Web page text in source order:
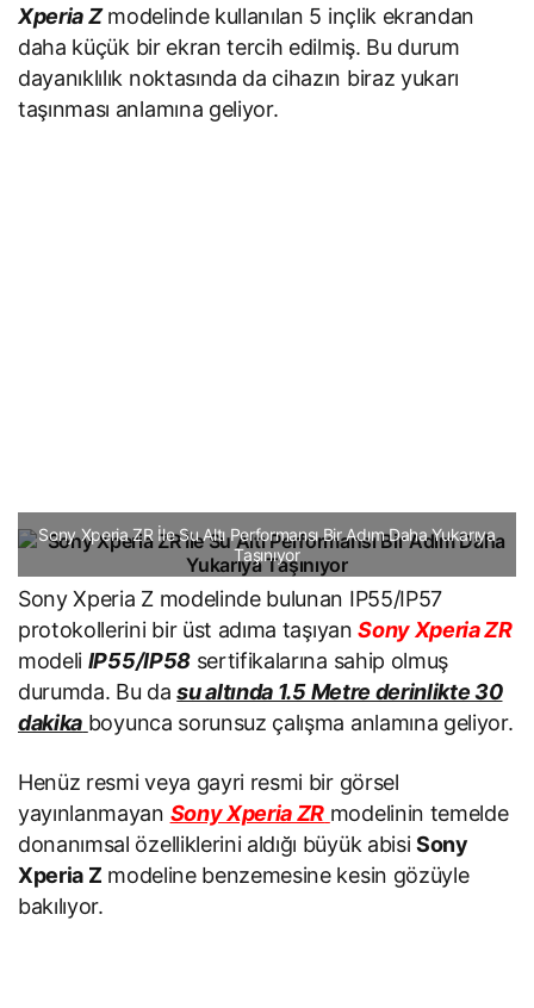
Xperia Zmodelinde kullanılan 5 inçlik ekrandan
daha küçük bir ekran tercih edilmiş. Bu durum
dayanıklılık noktasında da cihazın biraz yukarı
taşınması anlamına geliyor.
Sony Xperia ZR İle Su Altı Performansı Bir Adım Daha Yukarıya
Taşınıyor
Sony Xperia Z modelinde bulunan IP55/IP57
protokollerini bir üst adıma taşıyanSony Xperia ZR
modeli IP55/IP58sertifikalarına sahip olmuş
durumda. Bu dasu altında 1.5 Metre derinlikte 30
dakika boyunca sorunsuz çalışma anlamına geliyor.
Henüz resmi veya gayri resmi bir görsel
yayınlanmayan Sony Xperia ZR modelinin temelde
donanımsal özelliklerini aldığı büyük abisiSony
Xperia Z modeline benzemesine kesin gözüyle
bakılıyor.